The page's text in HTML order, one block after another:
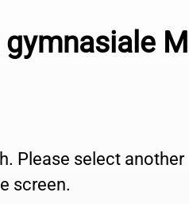
Please select another
screen.